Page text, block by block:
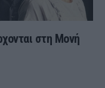
στη Μονή